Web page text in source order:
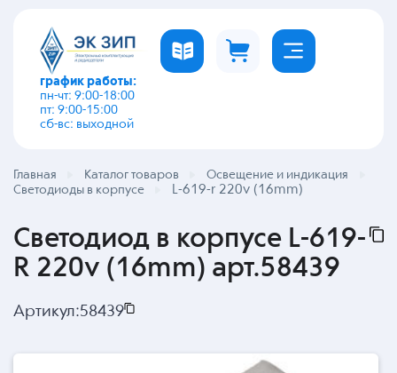
график работы:
пн-чт: 9:00-18:00
пт: 9:00-15:00
сб-вс: выходной
Главная Каталог товаров
Освещение и индикация
Светодиоды в корпусе
L-619-r 220v (16mm)
Светодиод в корпусе L-619-
R 220v (16mm) арт.58439
Артикул:58439